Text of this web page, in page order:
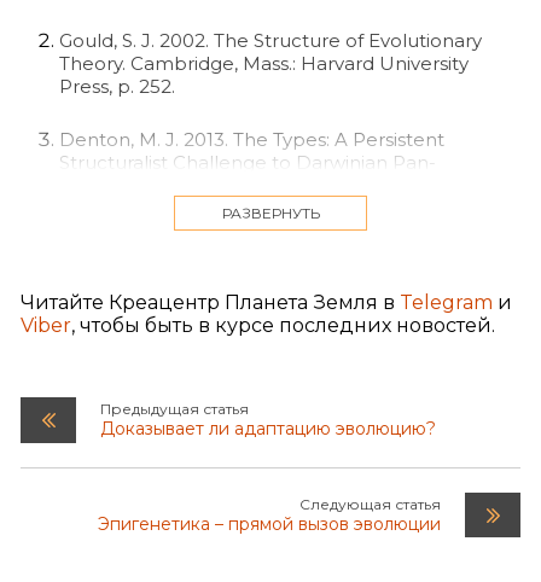
Gould, S. J. 2002. The Structure of Evolutionary
Theory. Cambridge, Mass.: Harvard University
Press, p. 252.
Denton, M. J. 2013. The Types: A Persistent
Structuralist Challenge to Darwinian Pan-
doi:10.5048/BIO-C.2013.3
Linde Medina. M. 2011. Reply to the Comments on
Vitalis 19 (36):387-397.
http://www.lrb.co.uk/v32/n13/peter-godfrey-
smith/i...
РАЗВЕРНУТЬ
Читайте Креацентр Планета Земля в Telegram и
Viber, чтобы быть в курсе последних новостей.
Предыдущая статья
Доказывает ли адаптацию эволюцию?
Следующая статья
Эпигенетика – прямой вызов эволюции